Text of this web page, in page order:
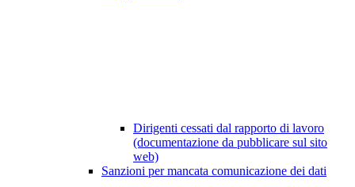
Dirigenti cessati dal rapporto di lavoro
(documentazione da pubblicare sul sito
web)
Sanzioni per mancata comunicazione dei dati